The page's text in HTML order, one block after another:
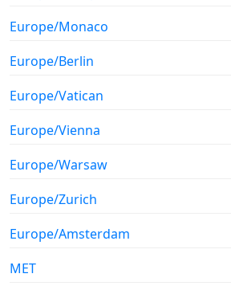
Europe/Monaco
Europe/Berlin
Europe/Vatican
Europe/Vienna
Europe/Warsaw
Europe/Zurich
Europe/Amsterdam
MET